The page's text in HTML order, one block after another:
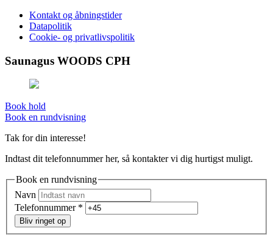
Kontakt og åbningstider
Datapolitik
Cookie- og privatlivspolitik
Saunagus WOODS CPH
Book hold
Book en rundvisning
Tak for din interesse!
Indtast dit telefonnummer her, så kontakter vi dig hurtigst muligt.
Book en rundvisning
Navn
Telefonnummer *
Bliv ringet op